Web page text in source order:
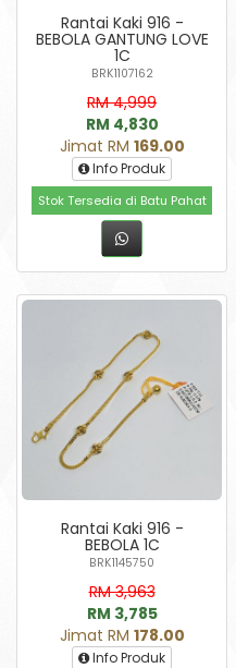
Rantai Kaki 916 -
BEBOLA GANTUNG LOVE
1C
BRK1107162
RM 4,999
RM 4,830
Jimat RM 169.00
Info Produk
Stok Tersedia di Batu Pahat
Rantai Kaki 916 -
BEBOLA 1C
BRK1145750
RM 3,963
RM 3,785
Jimat RM 178.00
Info Produk